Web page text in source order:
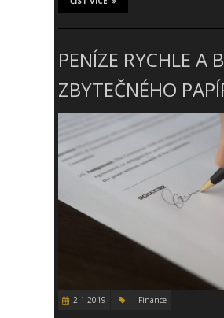
PENÍZE RYCHLE A
ZBYTEČNÉHO
2.1.2019 Finance